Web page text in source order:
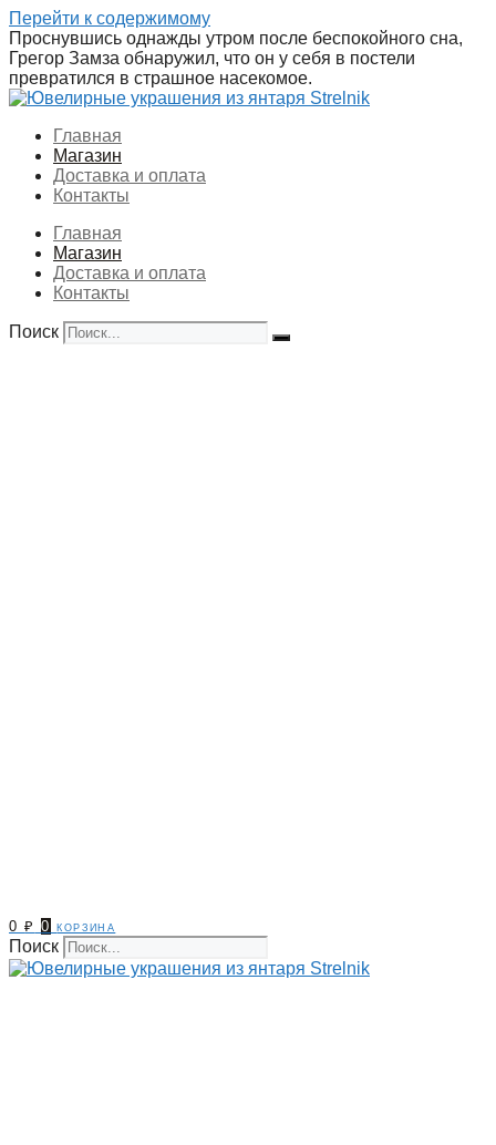
Перейти к содержимому
Проснувшись однажды утром после беспокойного сна,
Грегор Замза обнаружил, что он у себя в постели
превратился в страшное насекомое.
Главная
Магазин
Доставка и оплата
Контакты
Главная
Магазин
Доставка и оплата
Контакты
Поиск
0₽ 0 корзина
Поиск